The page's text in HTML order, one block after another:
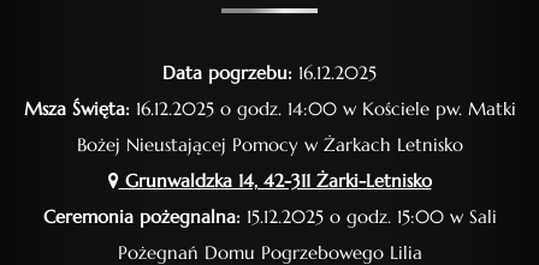
Data pogrzebu: 16.12.2025
Msza Święta:16.12.2025 o godz. 14:00 w Kościele pw. Matki
Bożej Nieustającej Pomocy w Żarkach Letnisko
Grunwaldzka 14, 42-311 Żarki-Letnisko
Ceremonia pożegnalna:15.12.2025 o godz. 15:00 w Sali
Pożegnań Domu Pogrzebowego Lilia